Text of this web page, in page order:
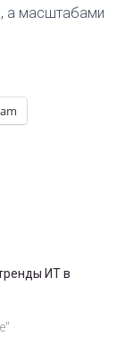
а масштабами
ИТ в